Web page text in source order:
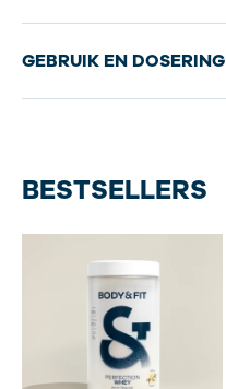
GEBRUIK EN DOSERING
BESTSELLERS